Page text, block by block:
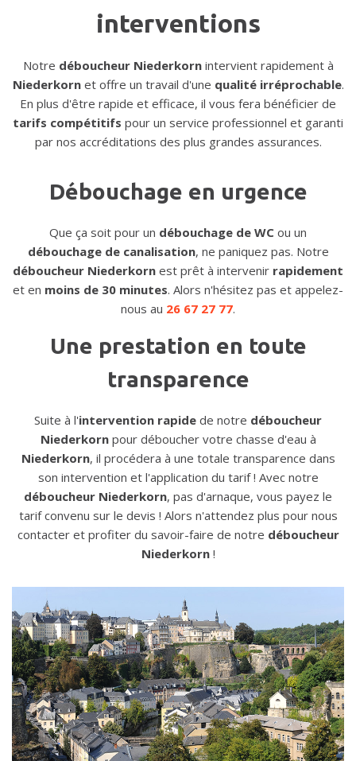
interventions
Notre déboucheur Niederkornintervient rapidement à
Niederkornet offre un travail d'une qualité irréprochable.
En plus d'être rapide et efficace, il vous fera bénéficier de
tarifs compétitifs pour un service professionnel et garanti
par nos accréditations des plus grandes assurances.
Débouchage en urgence
Que ça soit pour un débouchage de WC ou un
débouchage de canalisation, ne paniquez pas. Notre
déboucheur Niederkorn est prêt à intervenir rapidement
et en moins de 30 minutes. Alors n'hésitez pas et appelez-
nous au 26 67 27 77.
Une prestation en toute
transparence
Suite à l'intervention rapide de notre déboucheur
Niederkornpour déboucher votre chasse d'eau à
Niederkorn, il procédera à une totale transparence dans
son intervention et l'application du tarif ! Avec notre
déboucheur Niederkorn, pas d'arnaque, vous payez le
tarif convenu sur le devis ! Alors n'attendez plus pour nous
contacter et profiter du savoir-faire de notre déboucheur
Niederkorn!